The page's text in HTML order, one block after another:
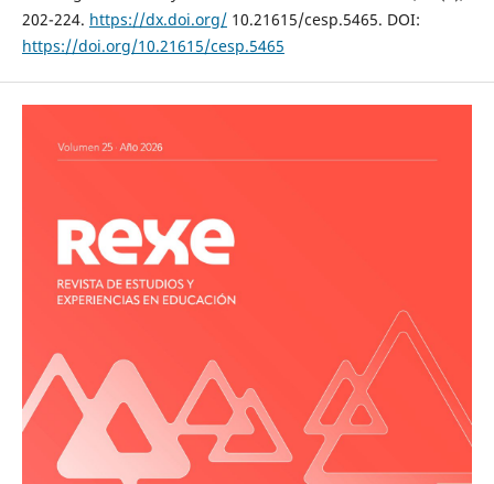
202-224. https://dx.doi.org/10.21615/cesp.5465. DOI:
https://doi.org/10.21615/cesp.5465